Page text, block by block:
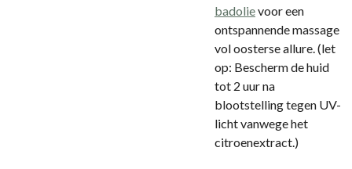
badolievoor een
ontspannende massage
vol oosterse allure. (let
op: Bescherm de huid
tot 2 uur na
blootstelling tegen UV-
licht vanwege het
citroenextract.)